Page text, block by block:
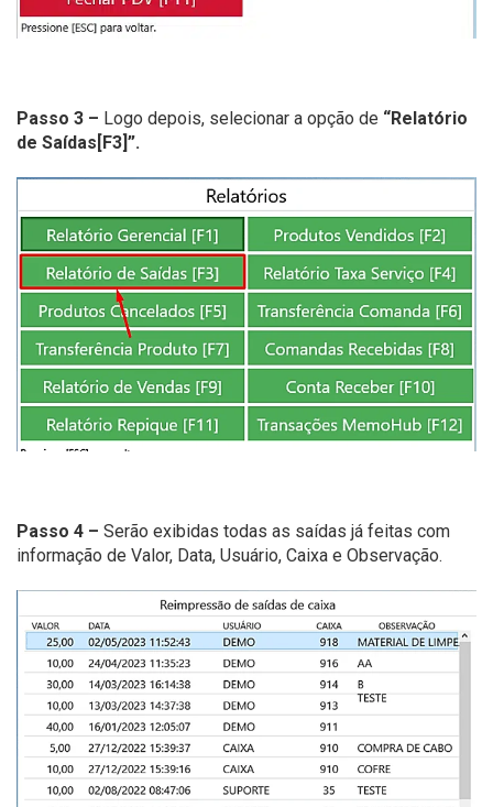
Passo 3 – Logo depois, selecionar a opção de “Relatório
de Saídas[F3]”.
Passo 4 – Serão exibidas todas as saídas já feitas com
informação de Valor, Data, Usuário, Caixa e Observação.